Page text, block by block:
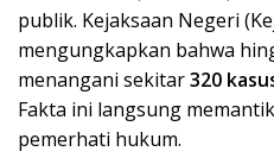
publik. Kejaksaan Negeri
mengungkapkan bahwa
menangani sekitar320
Fakta ini langsung
pemerhati hukum.